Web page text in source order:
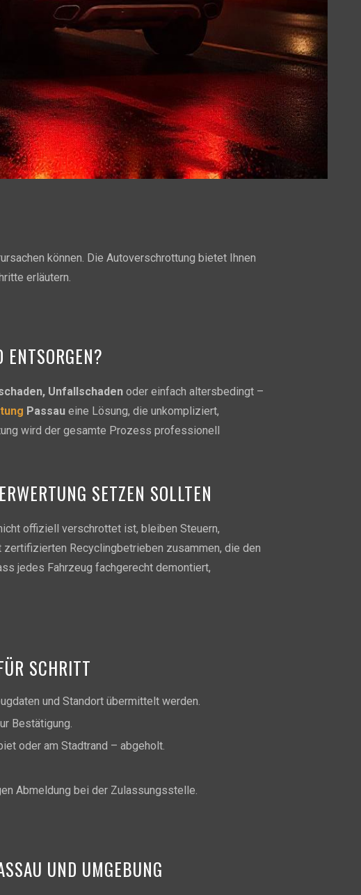
können. Die Autoverschrottung bietet Ihnen
erläutern.
Unfallschaden oder einfach altersbedingt –
Passau eine Lösung, die unkompliziert,
wird der gesamte Prozess professionell
SETZEN SOLLTEN
offiziell verschrottet ist, bleiben Steuern,
zertifizierten Recyclingbetrieben zusammen, die den
jedes Fahrzeug fachgerecht demontiert,
SCHRITT
und Standort übermittelt werden.
Bestätigung.
oder am Stadtrand – abgeholt.
Abmeldung bei der Zulassungsstelle.
UND UMGEBUNG